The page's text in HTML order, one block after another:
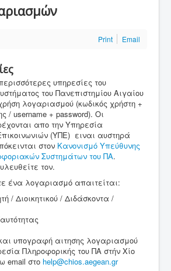
Print Email
υπηρεσίες του
του Πανεπιστημίου Αιγαίου
λογαριασμού (κωδικός χρήστη +
/ username + password). Οι
απο την Υπηρεσία
(ΥΠΕ) ειναι αυστηρά
στον Κανονισμό Υπεύθυνης
Συστημάτων του ΠΑ.
τον.
ένα λογαριασμό απαιτείται:
/ Διοικητικού / Διδάσκοντα /
υπογραφή αιτησης λογαριασμού
Πληροφορικής του ΠΑ στήν Χίο
email στο help@chios.aegean.gr